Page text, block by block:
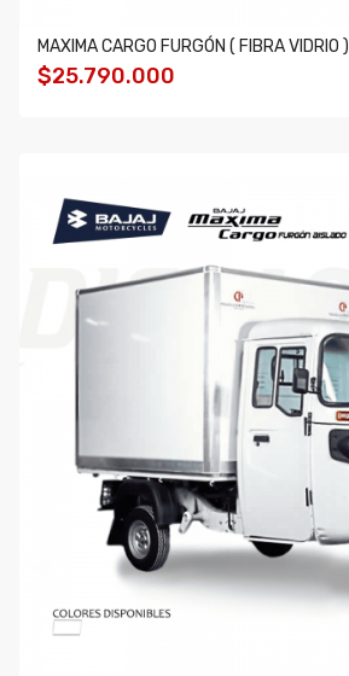
MAXIMA CARGO FURGÓN ( FIBRA VIDRIO )
$25.790.000